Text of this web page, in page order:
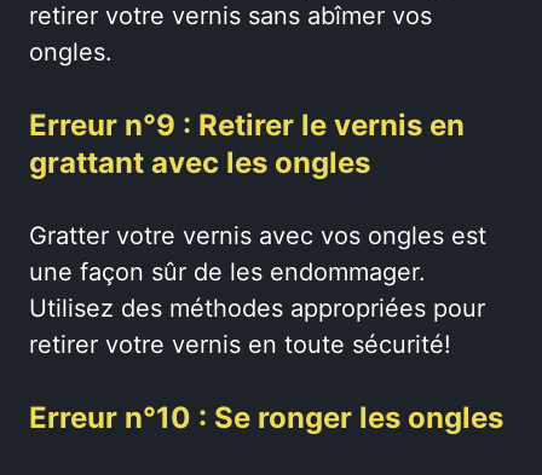
retirer votre vernis sans abîmer vos
ongles.
Erreur n°9 : Retirer le vernis en
grattant avec les ongles
Gratter votre vernis avec vos ongles est
une façon sûr de les endommager.
Utilisez des méthodes appropriées pour
retirer votre vernis en toute sécurité!
Erreur n°10 : Se ronger les ongles